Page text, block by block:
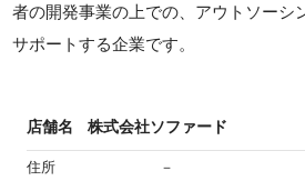
者の開発事業の上での、アウトソーシ
サポートする企業です。
店舗名 株式会社ソファード
住所 －